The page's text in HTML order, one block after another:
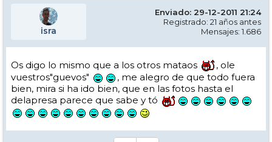
isra
Enviado: 29-12-2011 21:24
Registrado: 21 años antes
Mensajes: 1.686
Os digo lo mismo que a los otros mataos
, ole
vuestros"guevos"
, me alegro de que todo fuera
bien, mira si ha ido bien, que en las fotos hasta el
delapresa parece que sabe y tó